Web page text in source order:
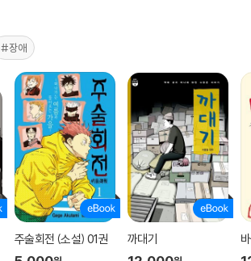
#장애
주술회전 (소설) 01권 까대기